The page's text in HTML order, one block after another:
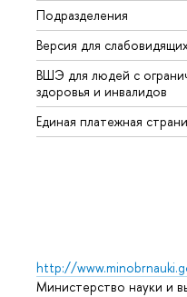
Подразделения
Версия для
ВШЭ для людей с
здоровья и инвалидов
Единая платежная
http://
Министерство науки и